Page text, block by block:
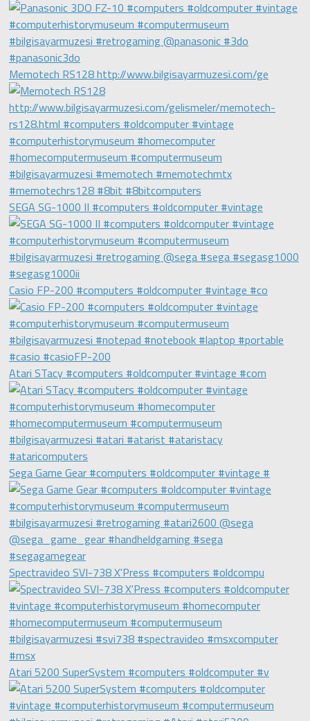
Memotech RS128 http://www.bilgisayarmuzesi.com/ge
SEGA SG-1000 II #computers #oldcomputer #vintage
Casio FP-200 #computers #oldcomputer #vintage #co
Atari STacy #computers #oldcomputer #vintage #com
Sega Game Gear #computers #oldcomputer #vintage #
Spectravideo SVI-738 X'Press #computers #oldcompu
Atari 5200 SuperSystem #computers #oldcomputer #v